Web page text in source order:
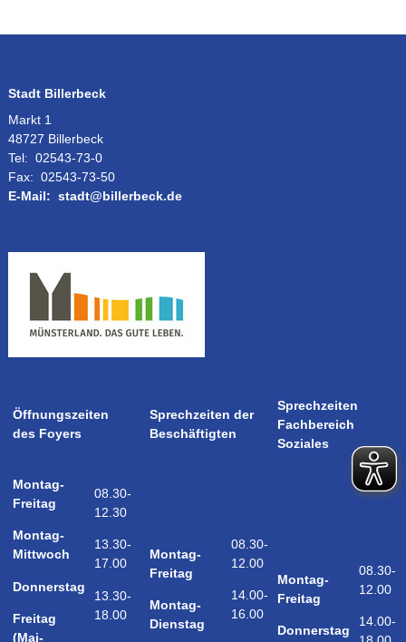
Stadt Billerbeck
Markt 1
48727 Billerbeck
Tel: 02543-73-0
Fax: 02543-73-50
E-Mail: stadt@billerbeck.de
Öffnungszeiten
des Foyers
Sprechzeiten der
Beschäftigten
Sprechzeiten
Fachbereich
Soziales
Montag-
Freitag
Montag-
Mittwoch
Donnerstag
Freitag
(Mai-
08.30-
12.30
13.30-
17.00
13.30-
18.00
Montag-
Freitag
Montag-
Dienstag
08.30-
12.00
14.00-
16.00
Montag-
Freitag
Donnerstag
08.30-
12.00
14.00-